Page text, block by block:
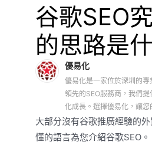
谷歌SEO
的思路是
優易化
優易化是一家位於深圳的
領先的SEO服務商，我們
化成長。選擇優易化，讓您
大部分沒有谷歌推廣經驗的
懂的語言為您介紹谷歌SEO。